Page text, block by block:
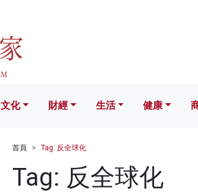
文化 財經 生活 健康
首頁 Tag: 反全球化
Tag: 反全球化